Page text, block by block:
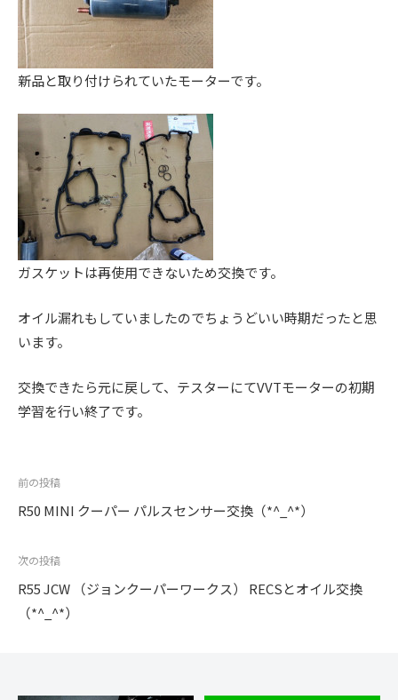
新品と取り付けられていたモーターです。
ガスケットは再使用できないため交換です。
オイル漏れもしていましたのでちょうどいい時期だったと思
います。
交換できたら元に戻して、テスターにてVVTモーターの初期
学習を行い終了です。
投
稿
ビ
ゲ
ー
ン
前の投稿
R50 MINI クーパー パルスセンサー交換（*^_^*）
次の投稿
R55 JCW （ジョンクーパーワークス） RECSとオイル交換
（*^_^*）